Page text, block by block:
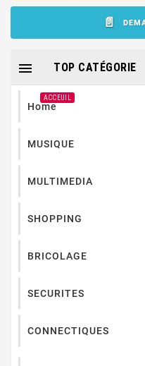
TOP CATÉGORIE

Home
ACCEUIL
MUSIQUE
MULTIMEDIA
SHOPPING
BRICOLAGE
SECURITES
CONNECTIQUES